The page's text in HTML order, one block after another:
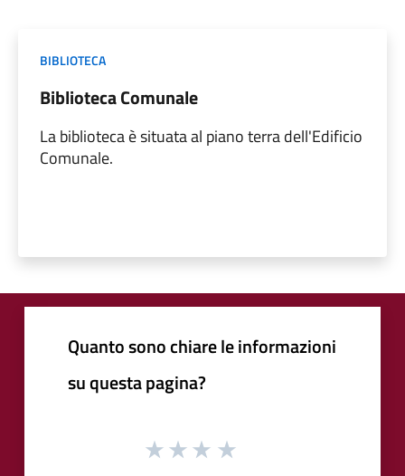
BIBLIOTECA
Biblioteca Comunale
La biblioteca è situata al piano terra dell'Edificio
Comunale.
Quanto sono chiare le informazioni
su questa pagina?